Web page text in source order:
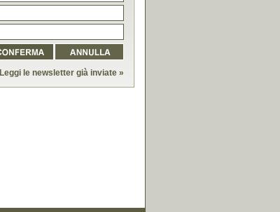
Leggi le newsletter già inviate »